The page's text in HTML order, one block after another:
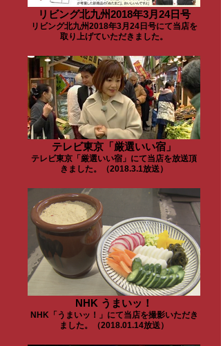
リビング北九州2018年3月24日号
リビング北九州2018年3月24日号にて当店を
取り上げていただきました。
テレビ東京「厳選いい宿」
テレビ東京「厳選いい宿」にて当店を放送頂
きました。（2018.3.1放送）
NHK うまいッ！
NHK「うまいッ！」にて当店を撮影いただき
ました。（2018.01.14放送）